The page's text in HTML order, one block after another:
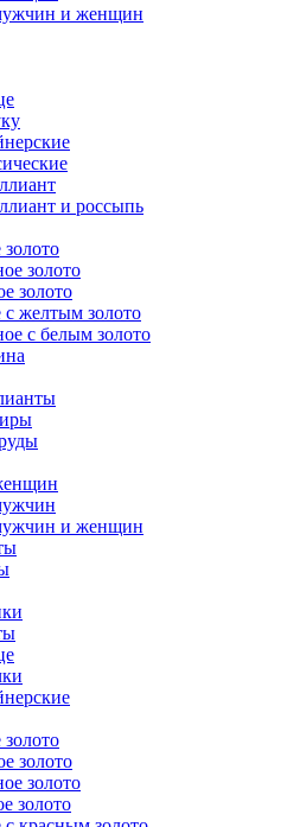
и женщин
и россыпь
золото
золото
золото
с желтым золото
с белым золото
и женщин
золото
золото
золото
золото